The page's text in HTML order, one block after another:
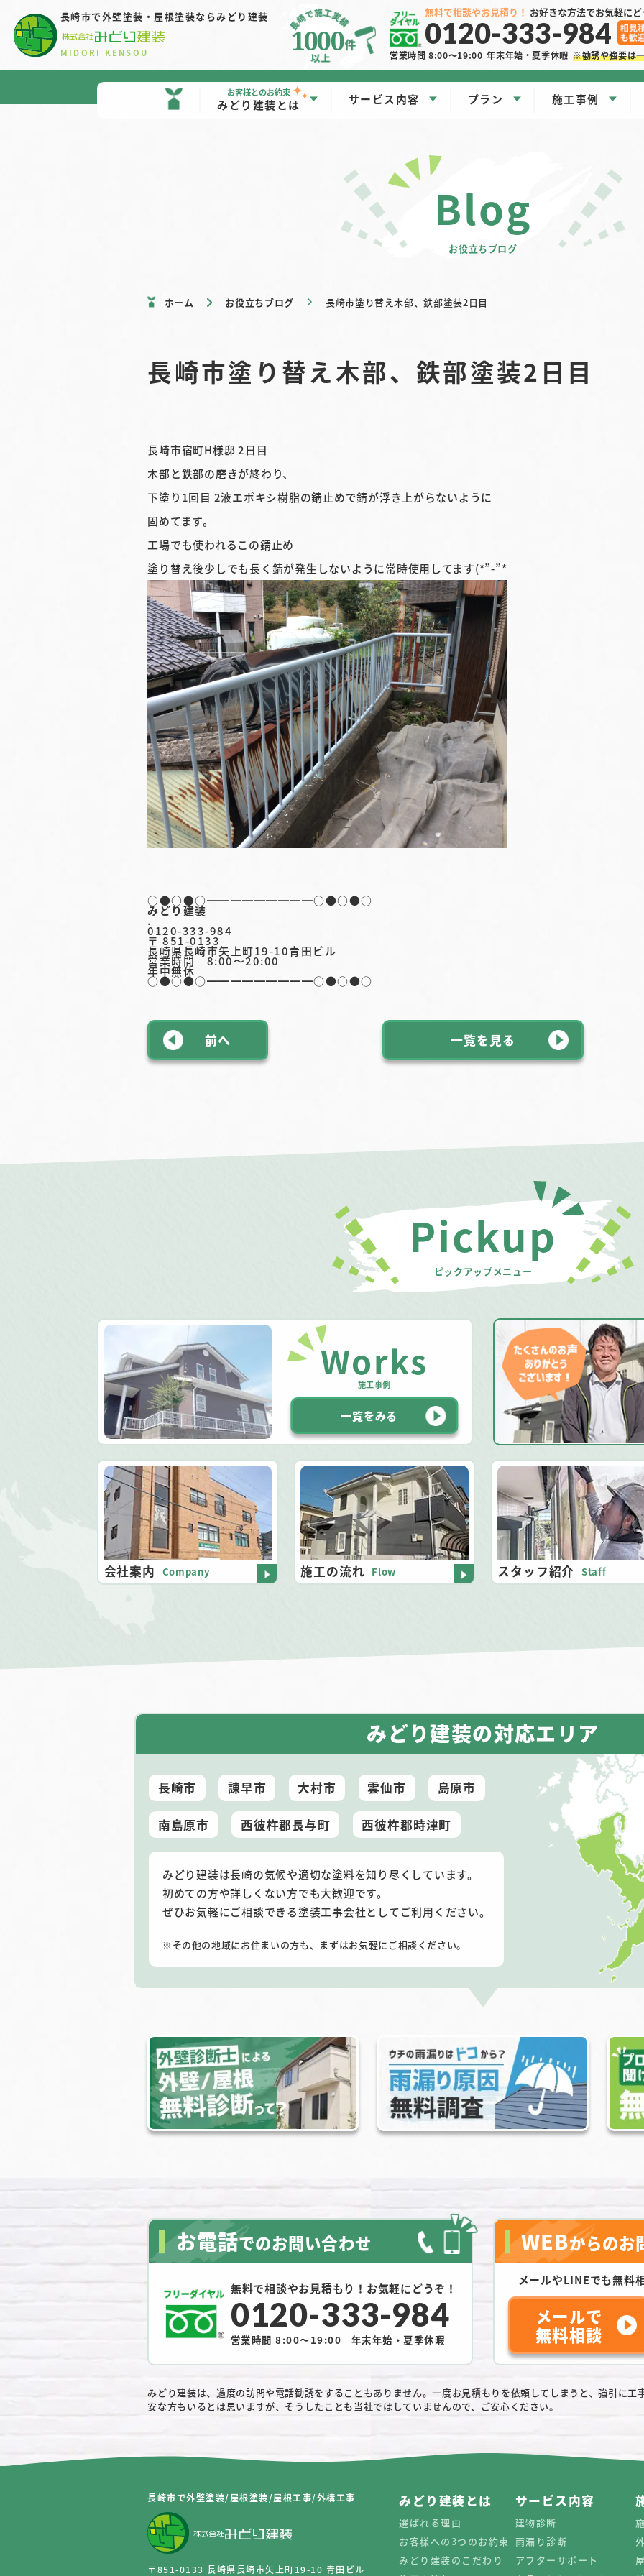
長崎市で外壁塗装・屋根塗装ならみどり建装
MIDORI KENSOU 1000
無料で相談やお見積り！ お好きな方法でお気軽に
0120-333-984
営業時間 8:00〜19:00 年末年始・夏季休暇 ※勧誘や強要は
お客様とのお約束
みどり建装とは サービス内容 プラン 施工事例
blog
お役立ちブログ
ホーム お役立ちブログ 長崎市塗り替え木部、鉄部塗装2日目
長崎市塗り替え木部、鉄部塗装2日目
長崎市宿町H様邸 2日目
木部と鉄部の磨きが終わり、
下塗り1回目 2液エポキシ樹脂の錆止めで錆が浮き上がらないように
固めてます。
工場でも使われるこの錆止め
塗り替え後少しでも長く錆が発生しないように常時使用してます(*”-”*
○●○●○━━━━━━━━━○●○●○
みどり建装
.
0120-333-984
〒 851-0133
長崎県長崎市矢上町19-10青田ビル
営業時間 8:00〜20:00
年中無休
○●○●○━━━━━━━━━○●○●○
前へ 一覧を見る
Pickup
ピックアップメニュー
Works
施工事例
一覧をみる
会社案内 Company 施工の流れ Flow スタッフ紹介 Staff
みどり建装の対応エリア
長崎市 諌早市 大村市 雲仙市 島原市
南島原市 西彼杵郡長与町 西彼杵郡時津町
みどり建装は長崎の気候や適切な塗料を知り尽くしています。
初めての方や詳しくない方でも大歓迎です。
ぜひお気軽にご相談できる塗装工事会社としてご利用ください。
その他の地域にお住まいの方も、まずはお気軽にご相談ください。
お電話でのお問い合わせ
無料で相談やお見積もり！お気軽にどうぞ！
0120-333-984
営業時間 8:00〜19:00 年末年始・夏季休暇
WEBからのお
メールやLINEでも無料
メールで
無料相談
みどり建装は、過度の訪問や電話勧誘をすることもありません。一度お見積もりを依頼してしまうと、強引に工
安な方もいるとは思いますが、そうしたことも当社ではしていませんので、ご安心ください。
長崎市で外壁塗装/屋根塗装/屋根工事/外構工事
〒851-0133 長崎県長崎市矢上町19-10 青田ビル
みどり建装とは
選ばれる理由
お客様への3つのお約束
みどり建装のこだわり
サービス内容
建物診断
雨漏り診断
アフターサポート